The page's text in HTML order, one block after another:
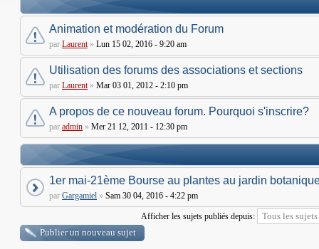
Animation et modération du Forum
par Laurent » Lun 15 02, 2016 - 9:20 am
Utilisation des forums des associations et sections
par Laurent » Mar 03 01, 2012 - 2:10 pm
A propos de ce nouveau forum. Pourquoi s'inscrire?
par admin » Mer 21 12, 2011 - 12:30 pm
1er mai-21ème Bourse au plantes au jardin
par Gargamiel » Sam 30 04, 2016 - 4:22 pm
Afficher les sujets publiés depuis:
Publier un nouveau sujet